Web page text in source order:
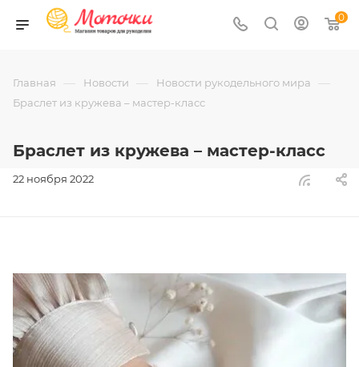
0
Главная — Новости — Новости рукодельного мира —
Браслет из кружева – мастер-класс
Браслет из кружева – мастер-класс
22 ноября 2022